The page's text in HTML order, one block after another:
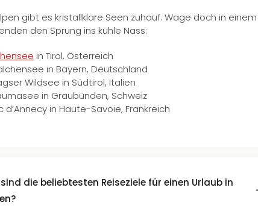
gibt es kristallklare Seen zuhauf. Wage doch in einem
den Sprung ins kühle Nass:
in Tirol, Österreich
in Bayern, Deutschland
Wildsee in Südtirol, Italien
in Graubünden, Schweiz
d’Annecy in Haute-Savoie, Frankreich
die beliebtesten Reiseziele für einen Urlaub in